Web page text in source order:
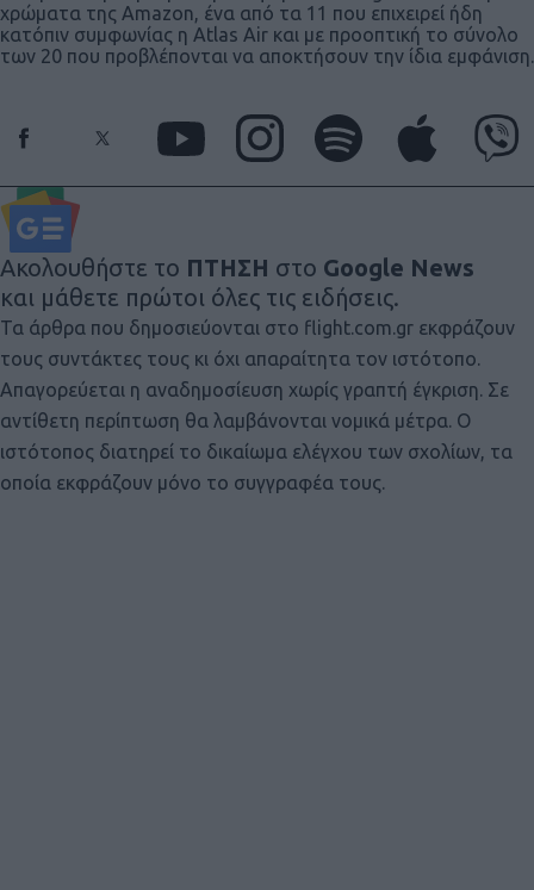
χρώματα της Amazon, ένα από τα 11 που επιχειρεί ήδη
κατόπιν συμφωνίας η Atlas Air και με προοπτική το σύνολο
των 20 που προβλέπονται να αποκτήσουν την ίδια εμφάνιση.
Ακολουθήστε το ΠΤΗΣΗ στο Google News
και μάθετε πρώτοι όλες τις ειδήσεις.
Τα άρθρα που δημοσιεύονται στο flight.com.gr εκφράζουν
τους συντάκτες τους κι όχι απαραίτητα τον ιστότοπο.
Απαγορεύεται η αναδημοσίευση χωρίς γραπτή έγκριση. Σε
αντίθετη περίπτωση θα λαμβάνονται νομικά μέτρα. Ο
ιστότοπος διατηρεί το δικαίωμα ελέγχου των σχολίων, τα
οποία εκφράζουν μόνο το συγγραφέα τους.